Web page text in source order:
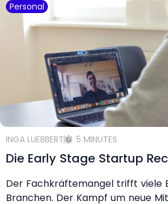
Personal
INGA LUEBBERT 5 MINUTES
Die Early Stage Startup
Der Fachkräftemangel trifft viele
Branchen. Der Kampf um neue